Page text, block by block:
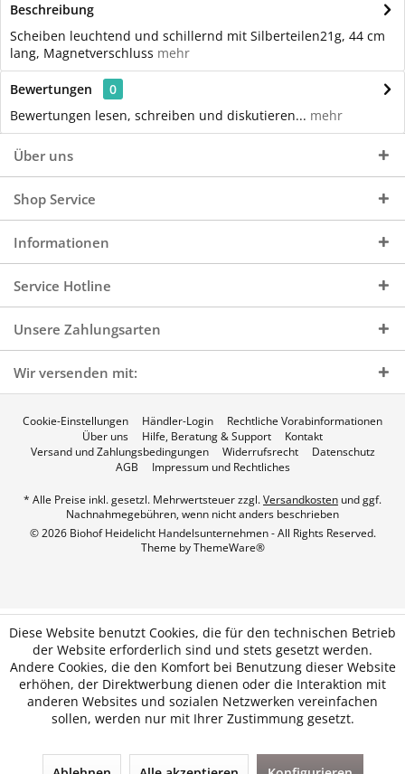
Beschreibung
Scheiben leuchtend und schillernd mit Silberteilen21g, 44 cm
lang, Magnetverschluss mehr
Bewertungen
0
Bewertungen lesen, schreiben und diskutieren... mehr
Über uns
Shop Service
Informationen
Service Hotline
Unsere Zahlungsarten
Wir versenden mit:
Cookie-Einstellungen Händler-Login
Rechtliche Vorabinformationen
Über uns
Hilfe, Beratung & Support
Kontakt
Versand und Zahlungsbedingungen
Widerrufsrecht
Datenschutz
AGB
Impressum und Rechtliches
* Alle Preise inkl. gesetzl. Mehrwertsteuer zzgl.Versandkosten und ggf.
Nachnahmegebühren, wenn nicht anders beschrieben
© 2026 Biohof Heidelicht Handelsunternehmen - All Rights Reserved.
Theme byThemeWare®
Diese Website benutzt Cookies, die für den technischen Betrieb
der Website erforderlich sind und stets gesetzt werden.
Andere Cookies, die den Komfort bei Benutzung dieser Website
erhöhen, der Direktwerbung dienen oder die Interaktion mit
anderen Websites und sozialen Netzwerken vereinfachen
sollen, werden nur mit Ihrer Zustimmung gesetzt.